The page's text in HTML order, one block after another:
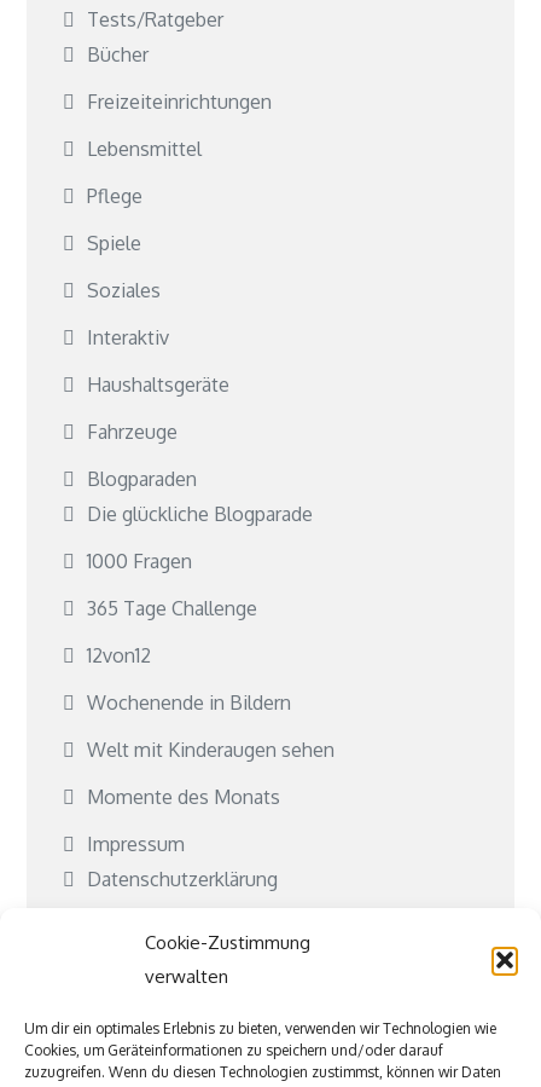
Cookie-Zustimmung
verwalten
Um dir ein optimales Erlebnis zu bieten, verwenden wir Technologien wie
Cookies, um Geräteinformationen zu speichern und/oder darauf
zuzugreifen. Wenn du diesen Technologien zustimmst, können wir Daten
Tests/Ratgeber
Bücher
Freizeiteinrichtungen
Lebensmittel
Pflege
Spiele
Soziales
Interaktiv
Haushaltsgeräte
Fahrzeuge
Blogparaden
Die glückliche Blogparade
1000 Fragen
365 Tage Challenge
12von12
Wochenende in Bildern
Welt mit Kinderaugen sehen
Momente des Monats
Impressum
Datenschutzerklärung
Kontakt
Kooperationen
Was ist Jubeki?